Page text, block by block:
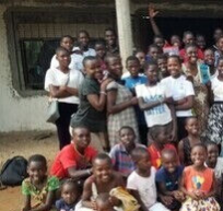
Skip to main content
Show accessibility